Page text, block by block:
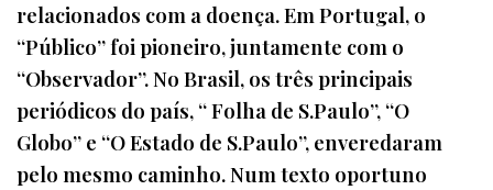
relacionados com a doença. Em Portugal, o
“Público” foi pioneiro, juntamente com o
“Observador”. No Brasil, os três principais
periódicos do país, “ Folha de S.Paulo”, “O
Globo” e “O Estado de S.Paulo”, enveredaram
pelo mesmo caminho. Num texto oportuno